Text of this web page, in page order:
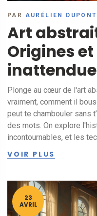
PAR AURÉLIEN DUPONT
Art
Origines
Plonge au cœur de l'art
vraiment, comment il
peut te chambouler sans
des mots. On explore
incontournables, et les
manière dont on regarde et
VOIR PLUS
23
AVRIL